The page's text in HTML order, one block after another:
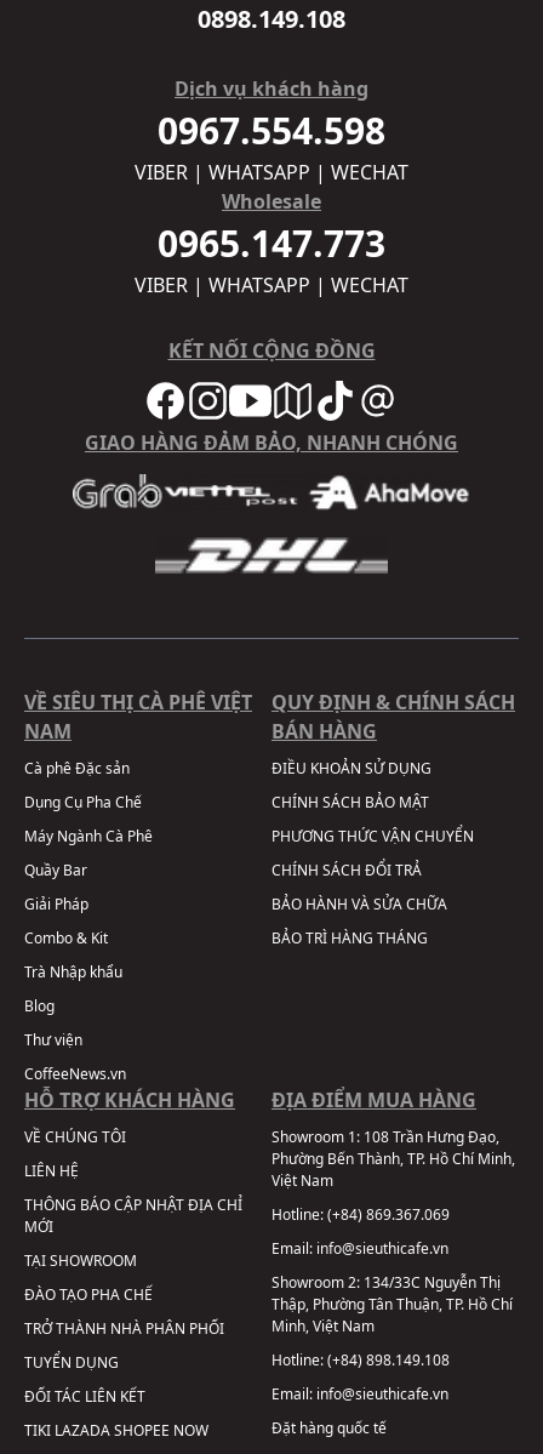
0898.149.108
Dịch vụ khách hàng
0967.554.598
VIBER | WHATSAPP | WECHAT
Wholesale
0965.147.773
VIBER | WHATSAPP | WECHAT
KẾT NỐI CỘNG ĐỒNG
GIAO HÀNG ĐẢM BẢO, NHANH CHÓNG
VỀ SIÊU THỊ CÀ PHÊ VIỆT
NAM
Cà phê Đặc sản
Dụng Cụ Pha Chế
Máy Ngành Cà Phê
Quầy Bar
Giải Pháp
Combo & Kit
Trà Nhập khẩu
Blog
Thư viện
CoffeeNews.vn
QUY ĐỊNH & CHÍNH SÁCH
BÁN HÀNG
ĐIỀU KHOẢN SỬ DỤNG
CHÍNH SÁCH BẢO MẬT
PHƯƠNG THỨC VẬN CHUYỂN
CHÍNH SÁCH ĐỔI TRẢ
BẢO HÀNH VÀ SỬA CHỮA
BẢO TRÌ HÀNG THÁNG
HỖ TRỢ KHÁCH HÀNG
VỀ CHÚNG TÔI
LIÊN HỆ
THÔNG BÁO CẬP NHẬT ĐỊA CHỈ
MỚI
TẠI SHOWROOM
ĐÀO TẠO PHA CHẾ
TRỞ THÀNH NHÀ PHÂN PHỐI
TUYỂN DỤNG
ĐỐI TÁC LIÊN KẾT
TIKI LAZADASHOPEE NOW
ĐỊA ĐIỂM MUA HÀNG
Showroom 1: 108 Trần Hưng Đạo,
Phường Bến Thành, TP. Hồ Chí Minh,
Việt Nam
Hotline:(+84) 869.367.069
Email: info@sieuthicafe.vn
Showroom 2: 134/33C Nguyễn Thị
Thập, Phường Tân Thuận, TP. Hồ Chí
Minh, Việt Nam
Hotline:(+84) 898.149.108
Email: info@sieuthicafe.vn
Đặt hàng quốc tế